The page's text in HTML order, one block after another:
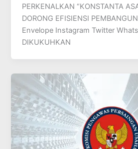
PERKENALKAN “KONSTANTA
DORONG EFISIENSI
Envelope Instagram Twitter
DIKUKUHKAN